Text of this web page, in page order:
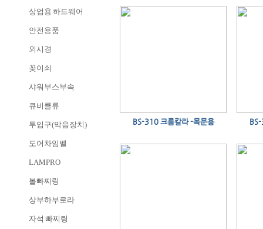
상업용 하드웨어
안전용품
외시경
꽂이쇠
샤워부스부속
큐비클류
투입구(막음장치)
도어차임벨
LAMPRO
볼빠찌링
상부하부로라
자석 빠찌링
BS-310 크롬칼라 -목문용